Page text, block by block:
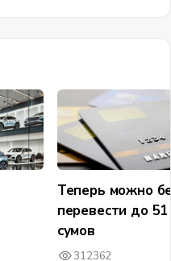
Теперь можно
перевести до
сумов
312362